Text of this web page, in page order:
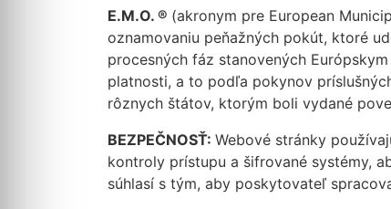
E.M.O. ® (akronym pre European
oznamovaniu peňažných pokút, ktoré
procesných fáz stanovených
platnosti, a to podľa pokynov
rôznych štátov, ktorým boli vydané
BEZPEČNOSŤ: Webové stránky
kontroly prístupu a šifrované systémy,
súhlasí s tým, aby poskytovateľ